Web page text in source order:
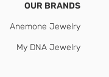
OUR BRANDS
Anemone Jewelry
My DNA Jewelry